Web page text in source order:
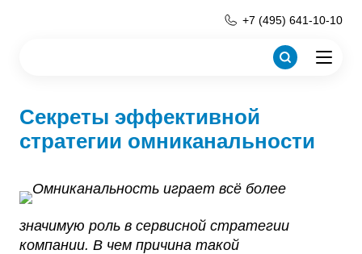
+7 (495) 641-10-10
Секреты эффективной
стратегии омниканальности
Омниканальность играет всё более
значимую роль в сервисной стратегии
компании. В чем причина такой